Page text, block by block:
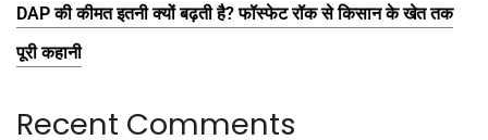
DAP की कीमत इतनी क्यों बढ़ती है? फॉस्फेट रॉक से किसान के खेत तक
पूरी कहानी
Recent Comments